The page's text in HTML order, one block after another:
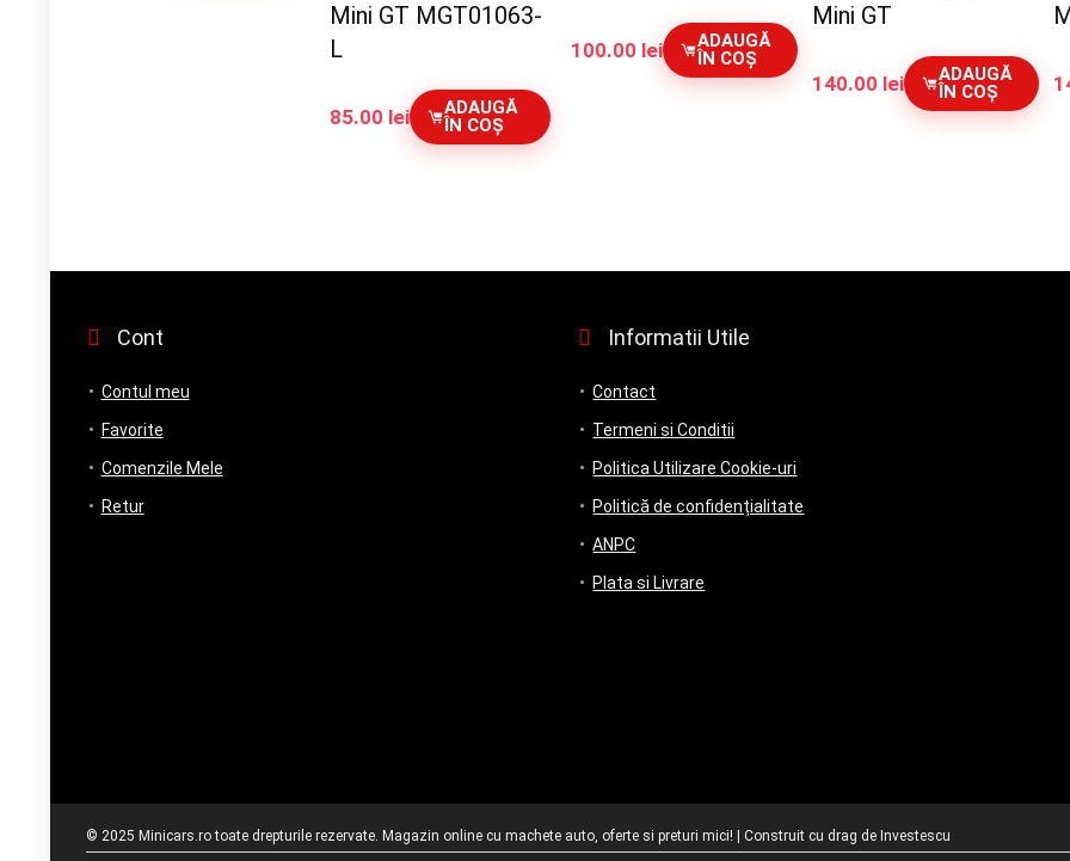
Mini GT MGT01063-
L
85.00 lei
ADAUGĂ
ÎN COȘ
100.00 lei
ADAUGĂ
ÎN COȘ
Mini GT
140.00 lei
ADAUGĂ
ÎN COȘ
Cont
Contul meu
Favorite
Comenzile Mele
Retur
Informatii Utile
Contact
Termeni si Conditii
Politica Utilizare Cookie-uri
Politică de confidențialitate
ANPC
Plata si Livrare
© 2025 Minicars.ro toate drepturile rezervate. Magazin online cu machete auto, oferte si preturi mici! | Construit cu drag de Investescu